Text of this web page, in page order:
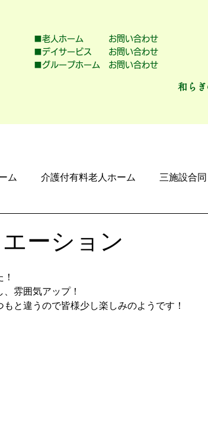
■老人ホーム お問い合わせ
■デイサービス お問い合わせ
■グループホーム お問い合わせ
和ら
ム 介護付有料老人ホーム 三施設合同
ーション
雰囲気アップ！
と違うので皆様少し楽しみのようです！